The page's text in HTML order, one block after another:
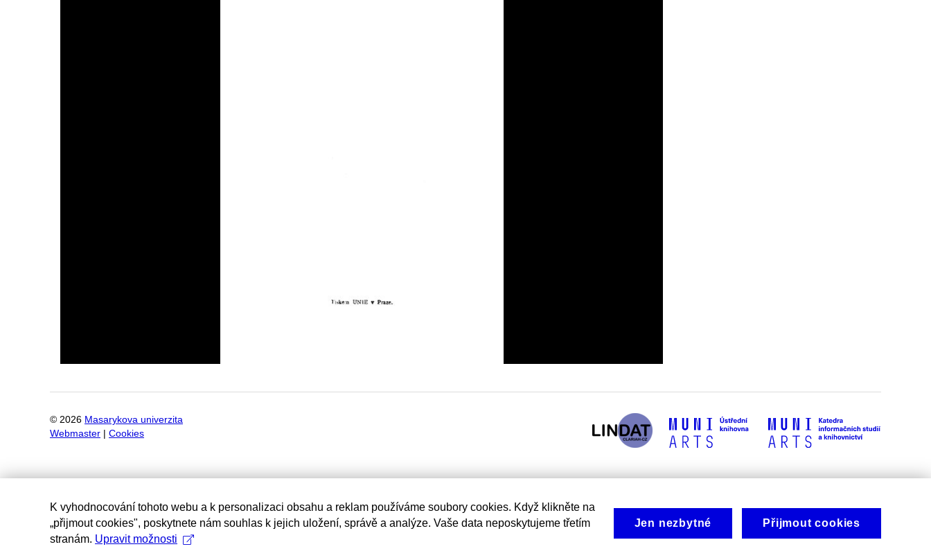
© 2026 Masarykova univerzita
Webmaster
Cookies
K vyhodnocování tohoto webu a k personalizaci obsahu a reklam používáme soubory cookies. Když klikněte na
„přijmout cookies", poskytnete nám souhlas k jejich uložení, správě a analýze. Vaše data neposkytujeme třetím
stranám. Upravit možnosti
Jen nezbytné Přijmout cookies